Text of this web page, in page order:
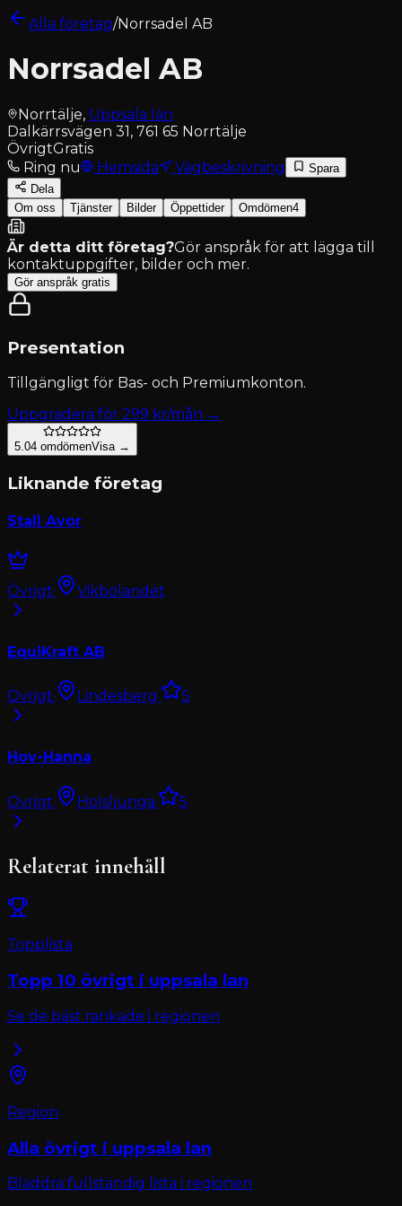
Alla företag/Norrsadel AB
Norrsadel AB
Norrtälje, Uppsala län
Dalkärrsvägen 31, 761 65 Norrtälje
ÖvrigtGratis
Ring nu
Hemsida Vägbeskrivning
Spara
Dela
Om oss
Tjänster Bilder Öppettider Omdömen4
Är detta ditt företag?Gör anspråk för att lägga till
kontaktuppgifter, bilder och mer.
Gör anspråk gratis
Presentation
Tillgängligt för Bas- och Premiumkonton.
Uppgradera för 299 kr/mån →
5.04 omdömenVisa →
Liknande företag
Stall Avor
Övrigt· Vikbolandet
EquiKraft AB
Övrigt· Lindesberg· 5
Hov-Hanna
Övrigt· Holsljunga· 5
Relaterat innehåll
Topplista
Topp 10 övrigt i uppsala lan
Se de bäst rankade i regionen
Region
Alla övrigt i uppsala lan
Bläddra fullständig lista i regionen